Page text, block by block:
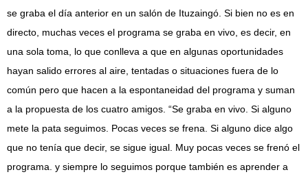
se graba el día anterior en un salón de Ituzaingó. Si bien no es en
directo, muchas veces el programa se graba en vivo, es decir, en
una sola toma, lo que conlleva a que en algunas oportunidades
hayan salido errores al aire, tentadas o situaciones fuera de lo
común pero que hacen a la espontaneidad del programa y suman
a la propuesta de los cuatro amigos. “Se graba en vivo. Si alguno
mete la pata seguimos. Pocas veces se frena. Si alguno dice algo
que no tenía que decir, se sigue igual. Muy pocas veces se frenó el
programa. y siempre lo seguimos porque también es aprender a